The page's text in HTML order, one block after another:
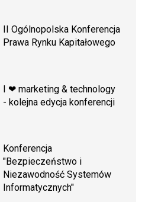
II Ogólnopolska Konferencja
Prawa Rynku Kapitałowego
I ❤ marketing & technology
- kolejna edycja konferencji
Konferencja
"Bezpieczeństwo i
Niezawodność Systemów
Informatycznych"